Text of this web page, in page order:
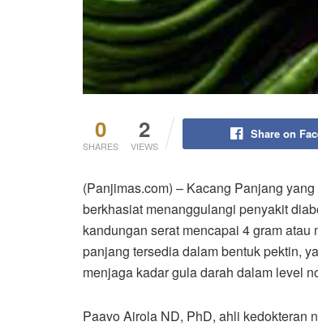
0
SHARES
2
VIEWS
Share on
(Panjimas.com) – Kacang Panjang
berkhasiat menanggulangi penyakit
kandungan serat mencapai 4 gram
panjang tersedia dalam bentuk pektin,
menjaga kadar gula darah dalam level
Paavo Airola ND, PhD, ahli kedokteran